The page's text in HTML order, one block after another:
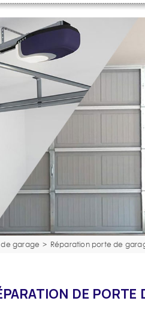
garage > Réparation porte de
DE